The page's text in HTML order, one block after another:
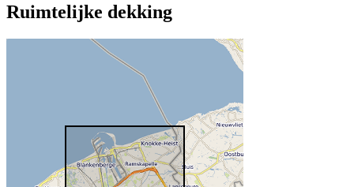
Ruimtelijke dekking